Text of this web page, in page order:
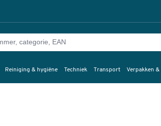
Reiniging & hygiëne Techniek Transport Verpakken